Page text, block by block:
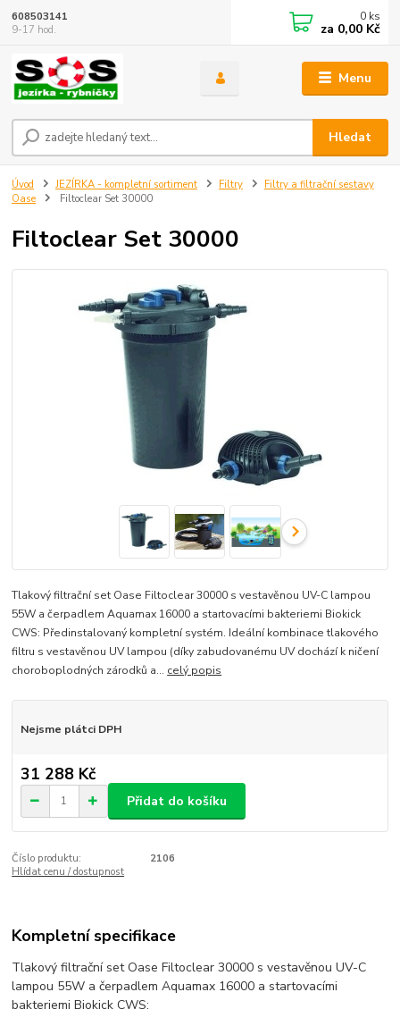
Menu
Hledat
608503141
9-17 hod.
0 ks
za 0,00 Kč
Úvod JEZÍRKA - kompletní sortiment Filtry
Filtry a filtrační sestavy
Oase
Filtoclear Set 30000
Filtoclear Set 30000
Tlakový filtrační set Oase Filtoclear 30000 s vestavěnou UV-C lampou
55W a čerpadlem Aquamax 16000 a startovacími bakteriemi Biokick
CWS: Předinstalovaný kompletní systém. Ideální kombinace tlakového
filtru s vestavěnou UV lampou (díky zabudovanému UV dochází k ničení
choroboplodných zárodků a... celý popis
Nejsme plátci DPH
31 288 Kč
Přidat do košíku
Číslo produktu:
2106
Hlídat cenu / dostupnost
Kompletní specifikace
Tlakový filtrační set Oase Filtoclear 30000 s vestavěnou UV-C
lampou 55W a čerpadlem Aquamax 16000 a startovacími
bakteriemi Biokick CWS: